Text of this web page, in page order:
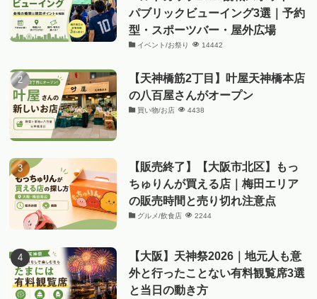
パブリックビューイング3選｜予約
型・スポーツバー・屋外広場
イベント/お祭り 14442
【天神橋筋2丁目】叶屋天神橋本店
の八百屋さんがオープン
買い物/お店 4438
【販売終了】【大阪市北区】もっ
ちゅりんが買える店｜梅田エリア
の販売時間と売り切れ注意点
グルメ/飲食店 2244
【大阪】天神祭2026｜地元人も意
外と行ったことない有料観覧席3選
と当日の動き方